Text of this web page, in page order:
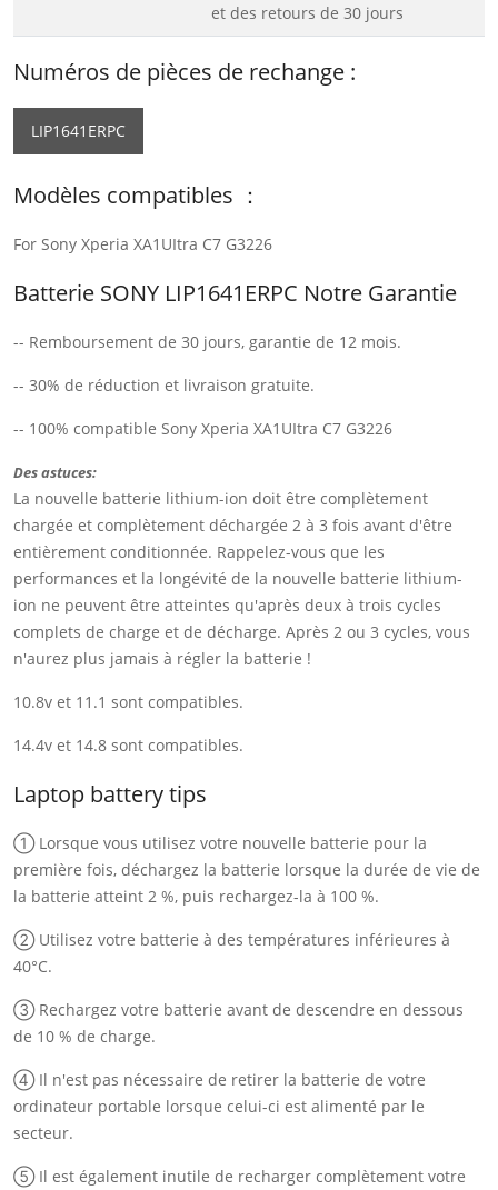
et des retours de 30 jours
Numéros de pièces de rechange :
LIP1641ERPC
Modèles compatibles ：
For Sony Xperia XA1UItra C7 G3226
Batterie SONY LIP1641ERPC Notre Garantie
-- Remboursement de 30 jours, garantie de 12 mois.
-- 30% de réduction et livraison gratuite.
-- 100% compatible Sony Xperia XA1UItra C7 G3226
Des astuces:
La nouvelle batterie lithium-ion doit être complètement
chargée et complètement déchargée 2 à 3 fois avant d'être
entièrement conditionnée. Rappelez-vous que les
performances et la longévité de la nouvelle batterie lithium-
ion ne peuvent être atteintes qu'après deux à trois cycles
complets de charge et de décharge. Après 2 ou 3 cycles, vous
n'aurez plus jamais à régler la batterie !
10.8v et 11.1 sont compatibles.
14.4v et 14.8 sont compatibles.
Laptop battery tips
① Lorsque vous utilisez votre nouvelle batterie pour la
première fois, déchargez la batterie lorsque la durée de vie de
la batterie atteint 2 %, puis rechargez-la à 100 %.
② Utilisez votre batterie à des températures inférieures à
40°C.
③ Rechargez votre batterie avant de descendre en dessous
de 10 % de charge.
④ Il n'est pas nécessaire de retirer la batterie de votre
ordinateur portable lorsque celui-ci est alimenté par le
secteur.
⑤ Il est également inutile de recharger complètement votre